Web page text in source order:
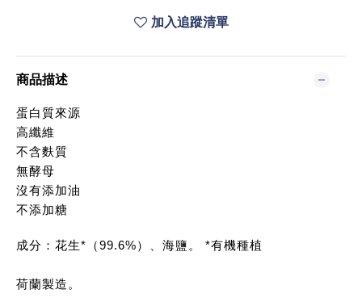
加入追蹤清單
商品描述
蛋白質來源
高纖維
不含麩質
無酵母
沒有添加油
不添加糖
成分：花生*（99.6%）、海鹽。 *有機種植
荷蘭製造。